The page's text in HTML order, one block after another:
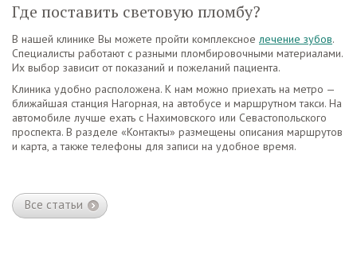
Где поставить световую пломбу?
В нашей клинике Вы можете пройти комплексное лечение зубов.
Специалисты работают с разными пломбировочными материалами.
Их выбор зависит от показаний и пожеланий пациента.
Клиника удобно расположена. К нам можно приехать на метро —
ближайшая станция Нагорная, на автобусе и маршрутном такси. На
автомобиле лучше ехать с Нахимовского или Севастопольского
проспекта. В разделе «Контакты» размещены описания маршрутов
и карта, а также телефоны для записи на удобное время.
Все статьи